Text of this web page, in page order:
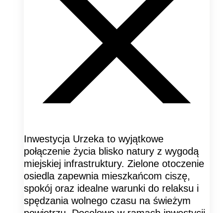
Inwestycja Urzeka to wyjątkowe
połączenie życia blisko natury z wygodą
miejskiej infrastruktury. Zielone otoczenie
osiedla zapewnia mieszkańcom ciszę,
spokój oraz idealne warunki do relaksu i
spędzania wolnego czasu na świeżym